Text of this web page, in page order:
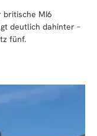
britische MI6
deutlich dahinter –
fünf.